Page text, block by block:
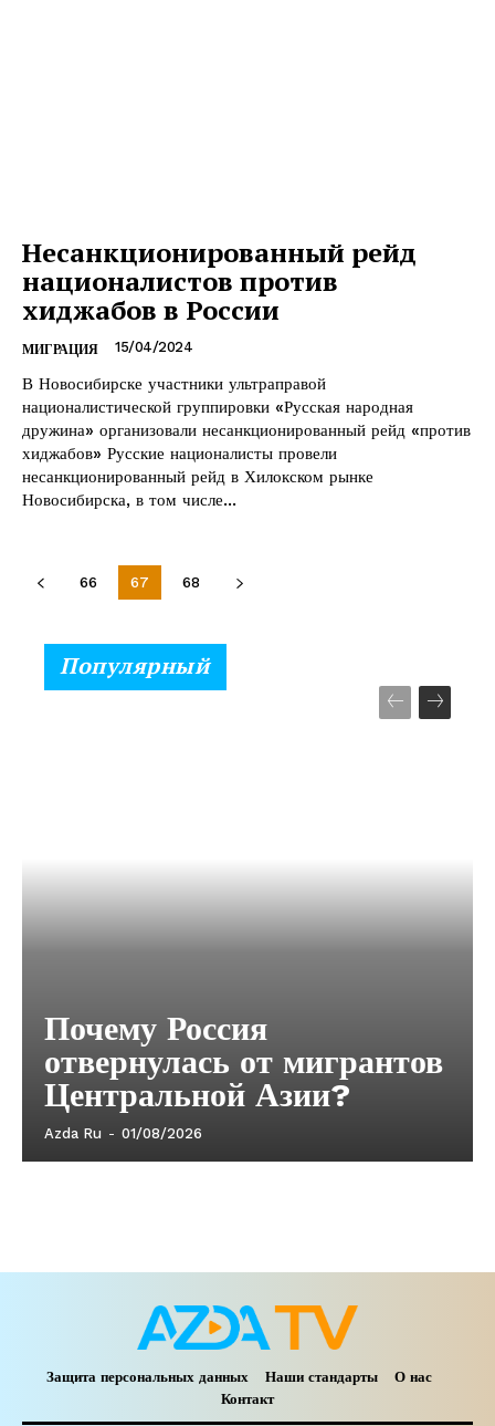
Несанкционированный рейд
националистов против
хиджабов в России
МИГРАЦИЯ 15/04/2024
В Новосибирске участники ультраправой
националистической группировки «Русская народная
дружина» организовали несанкционированный рейд «против
хиджабов» Русские националисты провели
несанкционированный рейд в Хилокском рынке
Новосибирска, в том числе...
66 67 68
Популярный
Почему Россия
отвернулась от мигрантов
Центральной Азии?
Azda Ru - 01/08/2026
Защита персональных данных Наши стандарты
О нас
Контакт